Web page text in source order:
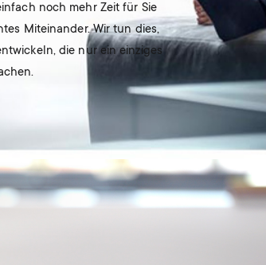
noch mehr Zeit für Sie
Miteinander. Wir tun dies,
die nur ein einziges